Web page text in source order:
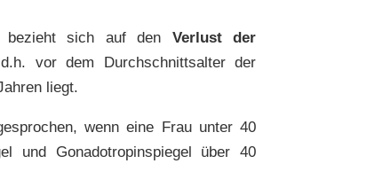
bezieht sich auf den Verlust der
vor dem Durchschnittsalter der
liegt.
wenn eine Frau unter 40
und Gonadotropinspiegel über 40